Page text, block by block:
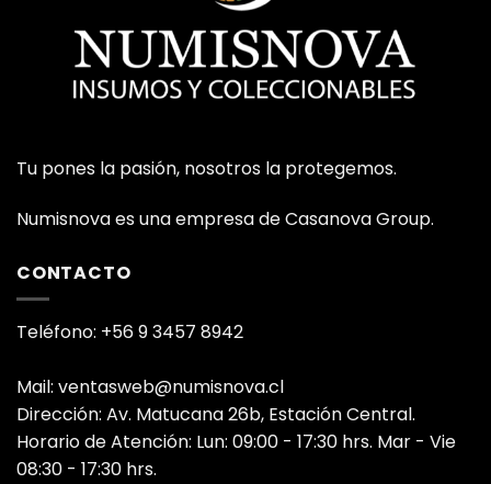
Tu pones la pasión, nosotros la protegemos.
Numisnova es una empresa de Casanova Group.
CONTACTO
Teléfono: +56 9 3457 8942
Mail: ventasweb@numisnova.cl
Dirección: Av. Matucana 26b, Estación Central.
Horario de Atención: Lun: 09:00 - 17:30 hrs. Mar - Vie
08:30 - 17:30 hrs.